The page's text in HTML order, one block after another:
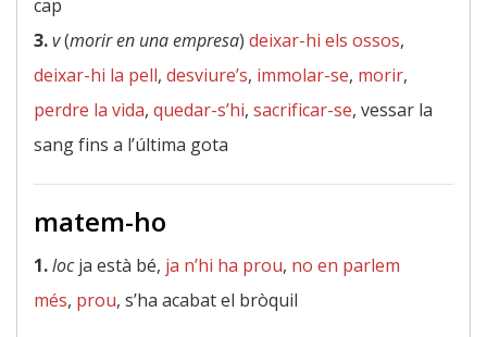
cap
3.v(morir en una empresa) deixar-hi els ossos,
deixar-hi la pell, desviure’s, immolar-se, morir,
perdre la vida, quedar-s’hi, sacrificar-se, vessar la
sang fins a l’última gota
matem-ho
1.locja està bé, ja n’hi ha prou, no en parlem
més, prou, s’ha acabat el bròquil